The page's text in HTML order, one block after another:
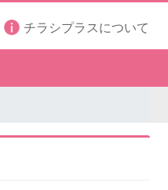
チラシプラスについて